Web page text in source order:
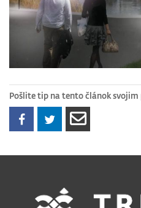
Pošlite tip na tento článok